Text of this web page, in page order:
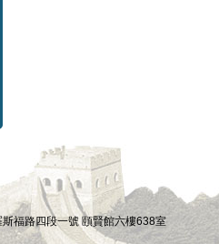
福路四段一號 頤賢館六樓638室